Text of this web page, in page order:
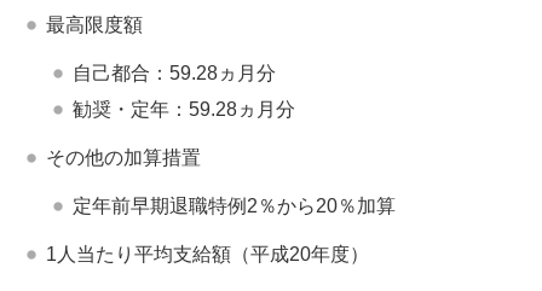
最高限度額
自己都合：59.28ヵ月分
勧奨・定年：59.28ヵ月分
その他の加算措置
定年前早期退職特例2％から20％加算
1人当たり平均支給額（平成20年度）